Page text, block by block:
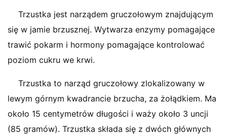
Trzustka jest narządem gruczołowym znajdującym
się w jamie brzusznej. Wytwarza enzymy pomagające
trawić pokarm i hormony pomagające kontrolować
poziom cukru we krwi.
Trzustka to narząd gruczołowy zlokalizowany w
lewym górnym kwadrancie brzucha, za żołądkiem. Ma
około 15 centymetrów długości i waży około 3 uncji
(85 gramów). Trzustka składa się z dwóch głównych